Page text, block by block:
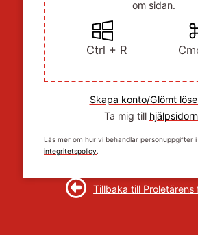
om sidan.
Ctrl + R
Skapa konto/Glömt
Ta mig till
Läs mer om hur vi behandlar personuppgifter
integritetspolicy.
Tillbaka till Proletärens